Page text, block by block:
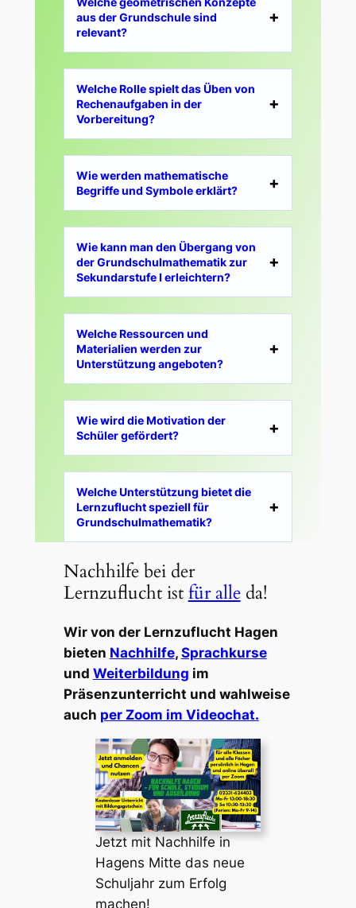
aus der Grundschule sind
relevant?
Welche Rolle spielt das Üben von
Rechenaufgaben in der
Vorbereitung?
Wie werden mathematische
Begriffe und Symbole erklärt?
Wie kann man den Übergang von
der Grundschulmathematik zur
Sekundarstufe I erleichtern?
Welche Ressourcen und
Materialien werden zur
Unterstützung angeboten?
Wie wird die Motivation der
Schüler gefördert?
Welche Unterstützung bietet die
Lernzuflucht speziell für
Grundschulmathematik?
Nachhilfe bei der
Lernzuflucht istfür alleda!
Wir von der Lernzuflucht Hagen
bieten Nachhilfe, Sprachkurse
und Weiterbildung im
Präsenzunterricht und wahlweise
auch per Zoom im Videochat.
Jetzt mit Nachhilfe in
Hagens Mitte das neue
Schuljahr zum Erfolg
machen!